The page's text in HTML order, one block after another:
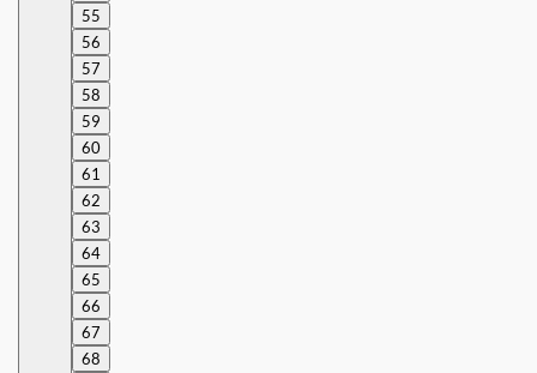
55
56
57
58
59
60
61
62
63
64
65
66
67
68